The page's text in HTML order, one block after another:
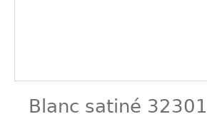
Blanc satiné 32301